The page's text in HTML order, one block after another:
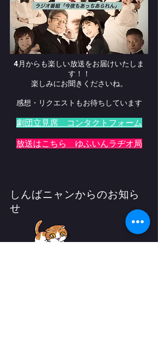
4月からも楽しい放送をお届けいたしま
す！！
楽しみにお聞きくださいね。
感想・リクエストもお待ちしています
劇団立見席 コンタクトフォーム
放送はこちら ゆふいんラヂオ局
しんばニャンからのお知ら
せ